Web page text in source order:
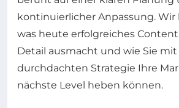
kontinuierlicher Anpassung.
was heute erfolgreiches
Detail ausmacht und wie Sie
durchdachten Strategie Ihre
nächste Level heben können.